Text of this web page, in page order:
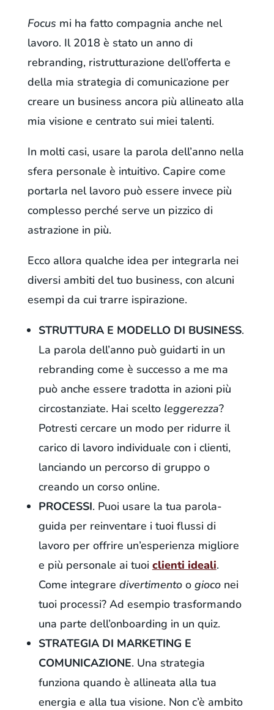
Focus mi ha fatto compagnia anche nel
lavoro. Il 2018 è stato un anno di
rebranding, ristrutturazione dell’offerta e
della mia strategia di comunicazione per
creare un business ancora più allineato alla
mia visione e centrato sui miei talenti.
In molti casi, usare la parola dell’anno nella
sfera personale è intuitivo. Capire come
portarla nel lavoro può essere invece più
complesso perché serve un pizzico di
astrazione in più.
Ecco allora qualche idea per integrarla nei
diversi ambiti del tuo business, con alcuni
esempi da cui trarre ispirazione.
STRUTTURA E MODELLO DI BUSINESS.
La parola dell’anno può guidarti in un
rebranding come è successo a me ma
può anche essere tradotta in azioni più
circostanziate. Hai scelto leggerezza?
Potresti cercare un modo per ridurre il
carico di lavoro individuale con i clienti,
lanciando un percorso di gruppo o
creando un corso online.
PROCESSI. Puoi usare la tua parola-
guida per reinventare i tuoi flussi di
lavoro per offrire un’esperienza migliore
e più personale ai tuoi clienti ideali.
Come integrare divertimentoo gioconei
tuoi processi? Ad esempio trasformando
una parte dell’onboarding in un quiz.
STRATEGIA DI MARKETING E
COMUNICAZIONE. Una strategia
funziona quando è allineata alla tua
energia e alla tua visione. Non c’è ambito